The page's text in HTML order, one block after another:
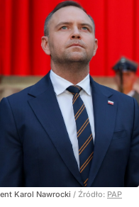
Karol Nawrocki / Źródło: PAP